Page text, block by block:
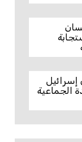
إسرائيل
الجماعية